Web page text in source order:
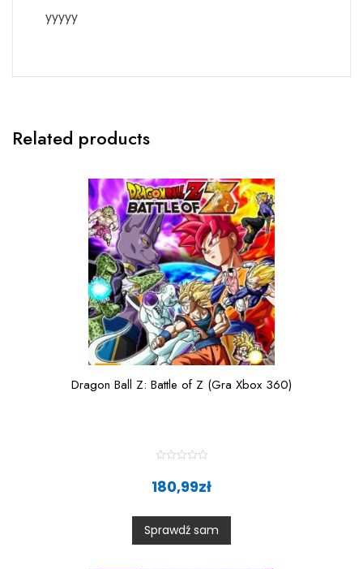
yyyyy
Related products
Dragon Ball Z: Battle of Z (Gra Xbox 360)
0
o
u
t
180,99zł
Sprawdź sam